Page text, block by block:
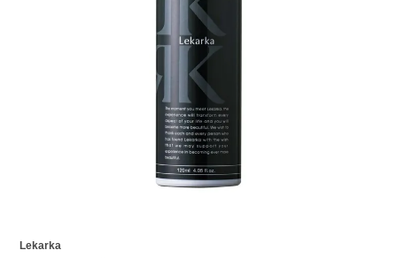
Lekarka